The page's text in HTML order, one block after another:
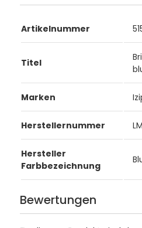
Artikelnummer
Titel
Marken
Herstellernummer
Hersteller
Farbbezeichnung
Bewertungen